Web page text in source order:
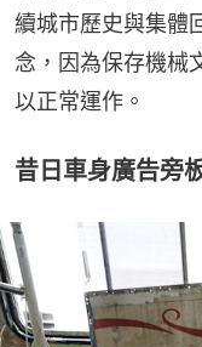
續城市歷史與集體
念，因為保存機械
以正常運作。
昔日車身廣告旁